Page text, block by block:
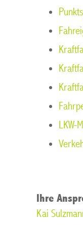
LKW-
Ihre
Kai